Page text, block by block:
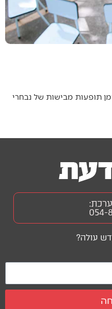
תופעות מבישות של נבחרי
עולה?
054-